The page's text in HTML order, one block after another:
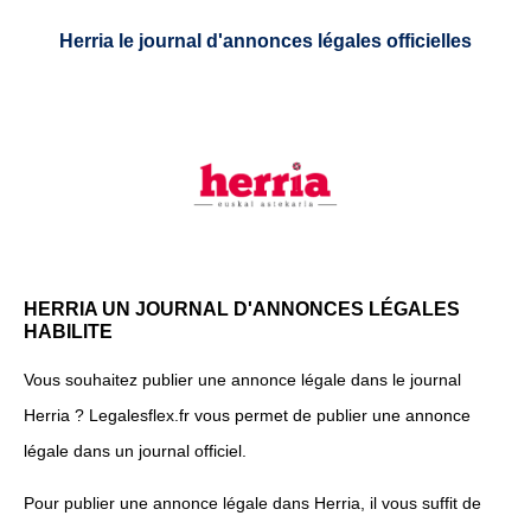
Herria le journal d'annonces légales officielles
HERRIA UN JOURNAL D'ANNONCES LÉGALES
HABILITE
Vous souhaitez publier une annonce légale dans le journal
Herria ? Legalesflex.fr vous permet de publier une annonce
légale dans un journal officiel.
Pour publier une annonce légale dans Herria, il vous suffit de